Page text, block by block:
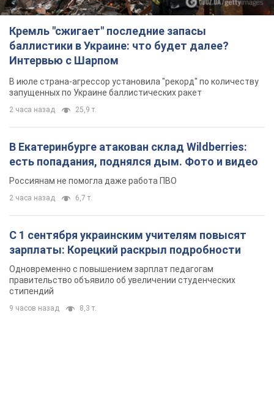
Кремль "сжигает" последние запасы
баллистики в Украине: что будет далее?
Интервью с Шарпом
В июле страна-агрессор установила "рекорд" по количеству
запущенных по Украине баллистических ракет
2 часа назад 25,9 т.
В Екатеринбурге атакован склад Wildberries:
есть попадания, поднялся дым. Фото и видео
Россиянам не помогла даже работа ПВО
2 часа назад 6,7 т.
С 1 сентября украинским учителям повысят
зарплаты: Корецкий раскрыл подробности
Одновременно с повышением зарплат педагогам
правительство объявило об увеличении студенческих
стипендий
9 часов назад 8,3 т.